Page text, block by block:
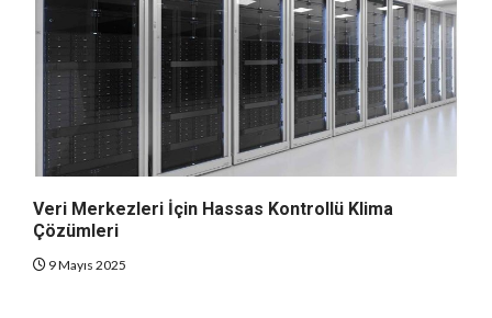
Veri Merkezleri İçin Hassas Kontrollü Klima
Çözümleri
9 Mayıs 2025